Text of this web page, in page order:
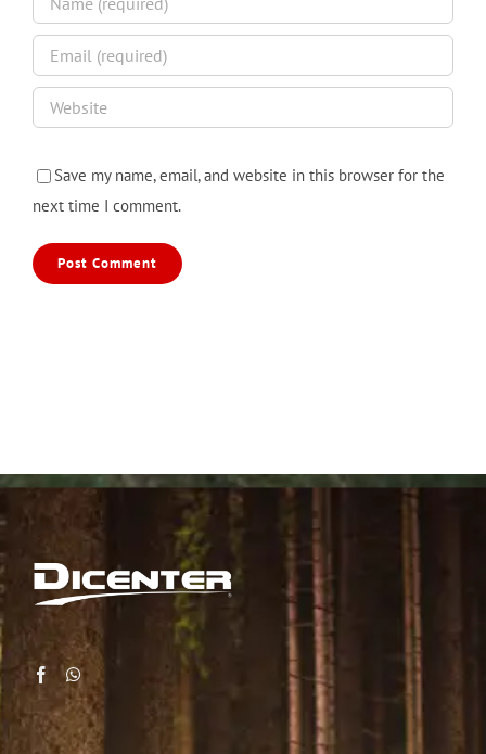
Save my name, email, and website in this browser for the
next time I comment.